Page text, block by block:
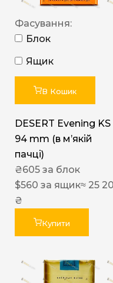
Фасування:
Блок
Ящик
В Кошик
DESERT Evening KS
94 mm (в мʼякій
пачці)
₴605 за блок
$560 за ящик≈ 25
₴
Купити